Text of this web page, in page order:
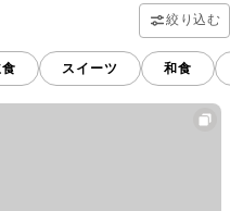
絞り込む
スイーツ 和食